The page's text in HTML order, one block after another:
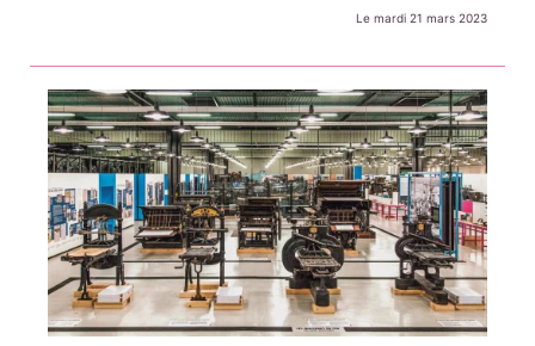
Le mardi 21 mars 2023